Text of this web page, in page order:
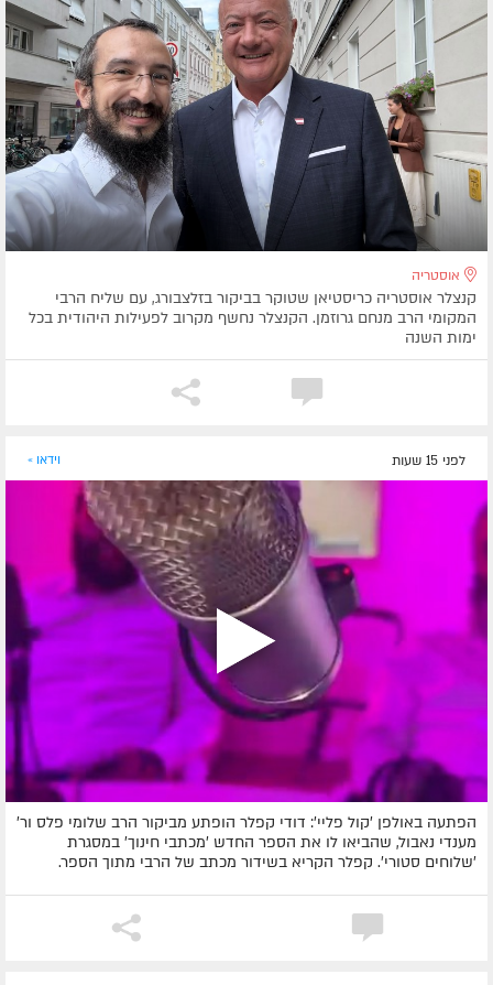
אוסטריה
קנצלר אוסטריה כריסטיאן שטוקר בביקור בזלצבורג, עם שליח הרבי
המקומי הרב מנחם גרוזמן. הקנצלר נחשף מקרוב לפעילות היהודית בכל
ימות השנה
לפני 15 שעות וידאו »
הפתעה באולפן 'קול פליי': דודי קפלר הופתע מביקור הרב שלומי פלס ור'
מענדי נאבול, שהביאו לו את הספר החדש 'מכתבי חינוך' במסגרת
'שלוחים סטורי'. קפלר הקריא בשידור מכתב של הרבי מתוך הספר.